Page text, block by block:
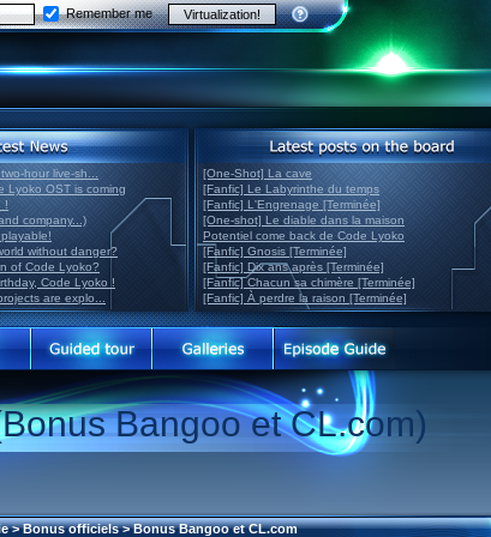
Remember me
hour live-sh...
Lyoko OST is coming
!
company...)
without danger?
of Code Lyoko?
Code Lyoko !
are explo...
[One-Shot] La cave
[Fanfic] Le Labyrinthe du temps
[Fanfic] L'Engrenage [Terminée]
[One-shot] Le diable dans la maison
Potentiel come back de Code Lyoko
[Fanfic] Gnosis [Terminée]
[Fanfic] Dix ans après [Terminée]
[Fanfic] Chacun sa chimère [Terminée]
[Fanfic] À perdre la raison [Terminée]
Bangoo et CL.com)
>Bonus officiels>Bonus Bangoo et CL.com